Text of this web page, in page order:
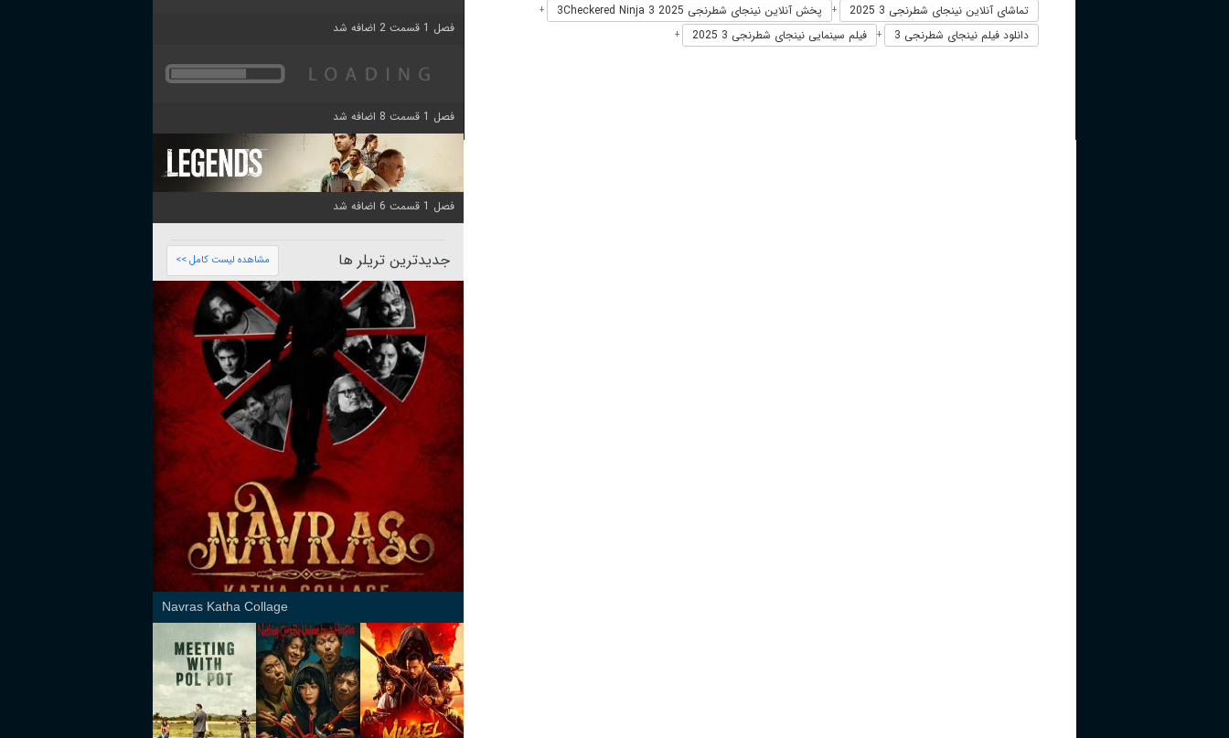
تماشای آنلاین نینجای شطرنجی 3 2025 + پخش آنلاین نینجای شطرنجی 3Checkered Ninja 3 2025 +
دانلود فیلم نینجای شطرنجی 3 + فیلم سینمایی نینجای شطرنجی 3 2025 + فصل 1 قسمت 2 اضافه شد
فصل 1 قسمت 8 اضافه شد
فصل 1 قسمت 6 اضافه شد
جدیدترین تریلر ها مشاهده لیست کامل >>
Navras Katha Collage